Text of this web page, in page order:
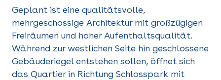
Geplant ist eine qualitätsvolle,
mehrgeschossige Architektur mit großzügigen
Freiräumen und hoher Aufenthaltsqualität.
Während zur westlichen Seite hin geschlossene
Gebäuderiegel entstehen sollen, öffnet sich
das Quartier in Richtung Schlosspark mit